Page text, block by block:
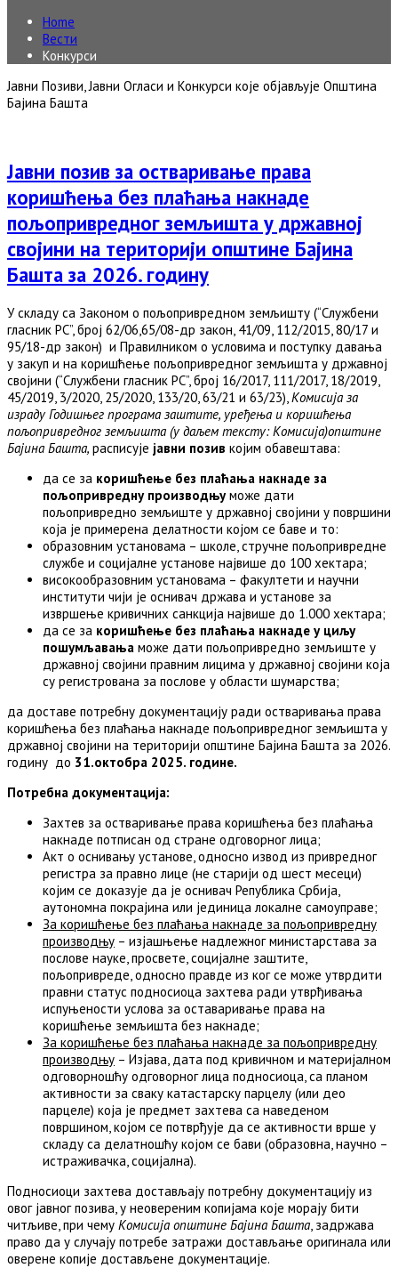
Home
Вести
Конкурси
Јавни Позиви, Јавни Огласи и Конкурси које објављује Општина
Бајина Башта
Јавни позив за остваривање права
коришћења без плаћања накнаде
пољопривредног земљишта у државној
својини на територији општине Бајина
Башта за 2026. годину
У складу са Законом о пољопривредном земљишту (“Службени
гласник РС”, број 62/06,65/08-др закон, 41/09, 112/2015, 80/17 и
95/18-др закон) и Правилником о условима и поступку давања
у закуп и на коришћење пољопривредног земљишта у државној
својини (“Службени гласник РС”, број 16/2017, 111/2017, 18/2019,
45/2019, 3/2020, 25/2020, 133/20, 63/21 и 63/23), Комисија за
израду Годишњег програма заштите, уређења и коришћења
пољопривредног земљишта (у даљем тексту: Комисија)општине
Бајина Башта, расписује јавни позив којим обавештава:
да се за коришћење без плаћања накнаде за
пољопривредну производњуможе дати
пољопривредно земљиште у државној својини у површини
која је примерена делатности којом се баве и то:
образовним установама – школe, стручнe пољопривреднe
службe и социјалнe установe највише до 100 хектара;
високообразовним установама – факултети и научни
институти чији је оснивач држава и установe за
извршење кривичних санкција највише до 1.000 хектара;
да се за коришћење без плаћања накнаде у циљу
пошумљавања може дати пољопривредно земљиште у
државној својини правним лицима у државној својини која
су регистрована за послове у области шумарства;
да доставе потребну документацију ради остваривања права
коришћења без плаћања накнаде пољопривредног земљишта у
државној својини на територији општине Бајина Башта за 2026.
годину до 31.октобра 2025. године.
Потребна документација:
Захтев за остваривање права коришћења без плаћања
накнаде потписан од стране одговорног лица;
Акт о оснивању установе, односно извод из привредног
регистра за правно лице (не старији од шест месеци)
којим се доказује да је оснивач Република Србија,
аутономна покрајина или јединица локалне самоуправе;
За коришћење без плаћања накнаде за пољопривредну
производњу – изјашњење надлежног министарстава за
послове науке, просвете, социјалне заштите,
пољопривреде, односно правде из ког се може утврдити
правни статус подносиоца захтева ради утврђивања
испуњености услова за оставaривање права на
коришћење земљишта без накнаде;
За коришћење без плаћања накнаде за пољопривредну
производњу – Изјава, дата под кривичном и материјалном
одговорношћу одговорног лица подносиоца, са планом
активности за сваку катастарску парцелу (или део
парцеле) која је предмет захтева са наведеном
површином, којом се потврђује да се активности врше у
складу са делатношћу којом се бави (образовна, научно –
истраживачка, социјална).
Подносиоци захтева достављају потребну документацију из
овог јавног позива, у неовереним копијама које морају бити
читљиве, при чему Комисија општине Бајина Башта , задржава
право да у случају потребе затражи достављање оригинала или
оверене копије достављене документације.